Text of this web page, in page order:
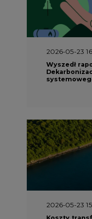
2026-05-23
Wyszedł
2026-05-23
Koszty